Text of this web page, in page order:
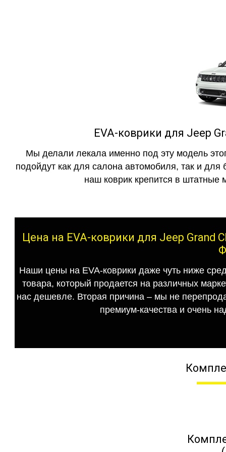
EVA-коврики для Jeep
Мы делали лекала именно под эту модель
подойдут как для салона автомобиля, так и для
наш коврик крепится в штатные
Цена на EVA-коврики для Jeep Grand
Наши цены на EVA-коврики даже чуть ниже
товара, который продается на различных
нас дешевле. Вторая причина – мы не
премиум-качества и очень